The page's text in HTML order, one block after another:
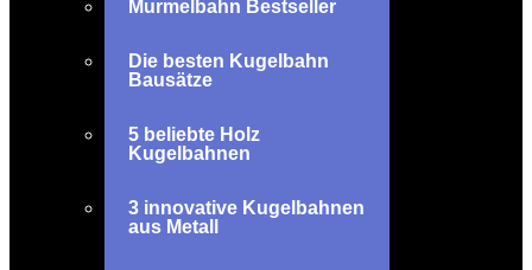
Murmelbahn Bestseller
Die besten Kugelbahn
Bausätze
5 beliebte Holz
Kugelbahnen
3 innovative Kugelbahnen
aus Metall